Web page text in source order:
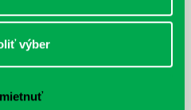
výber
Brat, R.: Ako šlohnúť Rimanovi
Dunaj